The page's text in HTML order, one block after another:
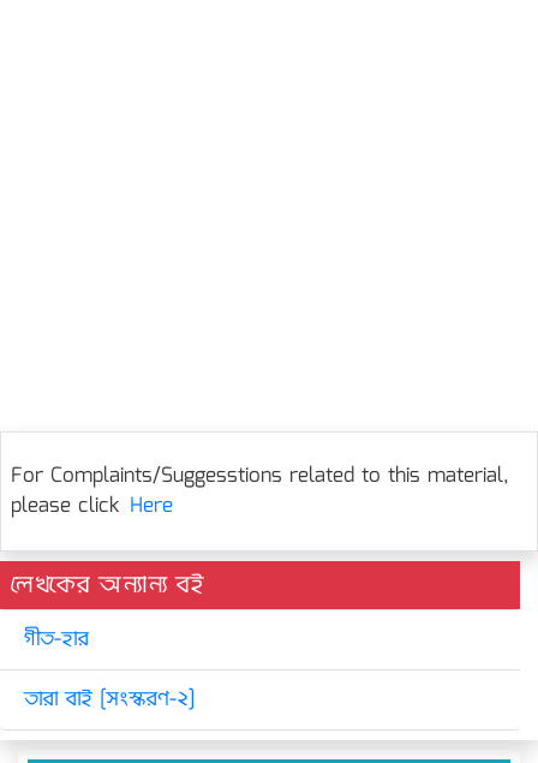
For Complaints/Suggesstions related to this material,
please click Here
লেখকের অন্যান্য বই
গীত-হার
তারা বাই [সংস্করণ-২]